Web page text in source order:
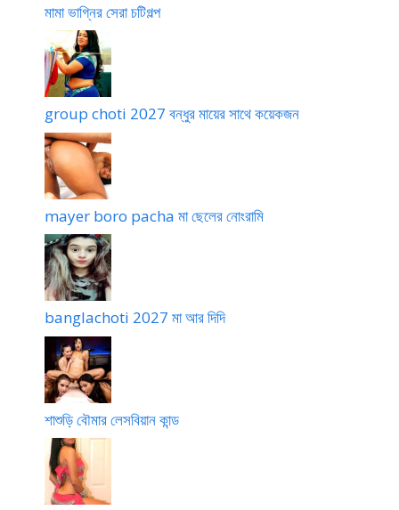
মামা ভাগ্নির সেরা চটিগল্প
group choti 2027 বন্ধুর মায়ের সাথে কয়েকজন
mayer boro pacha মা ছেলের নোংরামি
banglachoti 2027 মা আর দিদি
শাশুড়ি বৌমার লেসবিয়ান কান্ড